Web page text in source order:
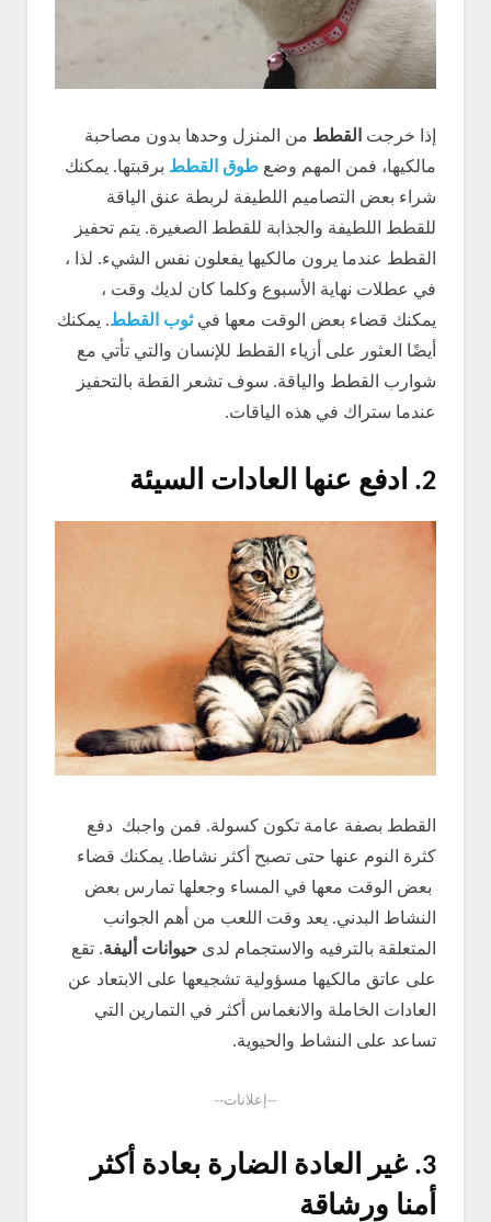
إذا خرجت القطط من المنزل وحدها بدون مصاحبة
مالكيها، فمن المهم وضع طوق القطط برقبتها. يمكنك
شراء بعض التصاميم اللطيفة لربطة عنق الياقة
للقطط اللطيفة والجذابة للقطط الصغيرة. يتم تحفيز
القطط عندما يرون مالكيها يفعلون نفس الشيء. لذا ،
في عطلات نهاية الأسبوع وكلما كان لديك وقت ،
يمكنك قضاء بعض الوقت معها فيثوب القطط. يمكنك
أيضًا العثور على أزياء القطط للإنسان والتي تأتي مع
شوارب القطط والياقة. سوف تشعر القطة بالتحفيز
عندما ستراك في هذه الياقات.
2. ادفع عنها العادات السيئة
القطط بصفة عامة تكون كسولة. فمن واجبك دفع
كثرة النوم عنها حتى تصبح أكثر نشاطا. يمكنك قضاء
بعض الوقت معها في المساء وجعلها تمارس بعض
النشاط البدني. يعد وقت اللعب من أهم الجوانب
المتعلقة بالترفيه والاستجمام لدى حيوانات أليفة. تقع
على عاتق مالكيها مسؤولية تشجيعها على الابتعاد عن
العادات الخاملة والانغماس أكثر في التمارين التي
تساعد على النشاط والحيوية.
--إعلانات--
3. غير العادة الضارة بعادة أكثر
أمنا ورشاقة